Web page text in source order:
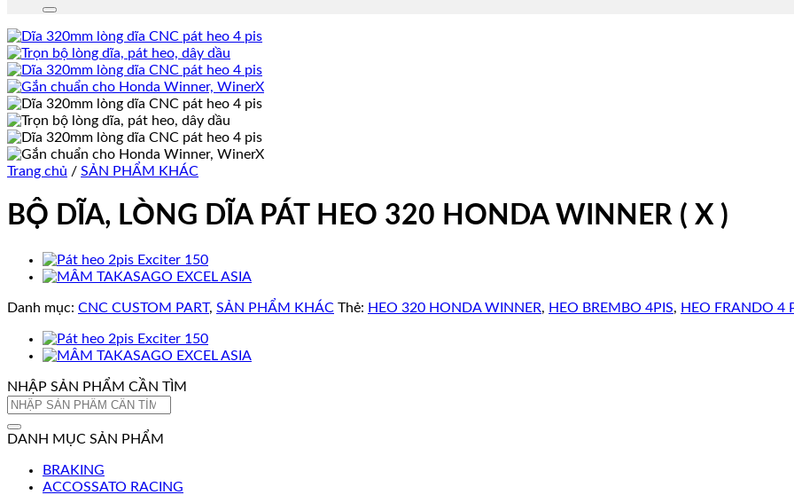
Trang chủ / SẢN PHẨM KHÁC
BỘ DĨA, LÒNG DĨA PÁT HEO 320 HONDA WINNER ( X )
Danh mục: CNC CUSTOM PART, SẢN PHẨM KHÁC Thẻ: HEO 320 HONDA WINNER, HEO BREMBO 4PIS, HEO FRANDO 4
NHẬP SẢN PHẨM CẦN TÌM
Tìm
DANH MỤC SẢN PHẨM
BRAKING
ACCOSSATO RACING